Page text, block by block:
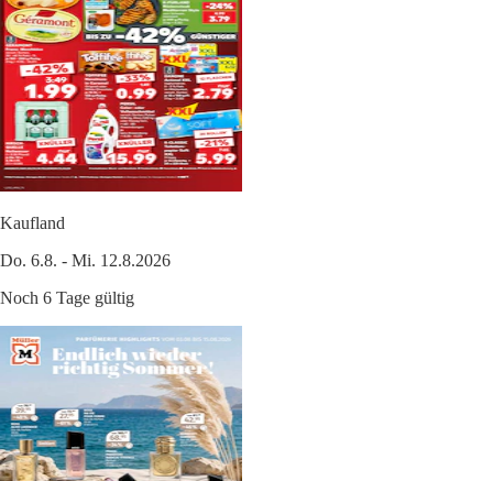
Kaufland
Do. 6.8. - Mi. 12.8.2026
Noch 6 Tage gültig